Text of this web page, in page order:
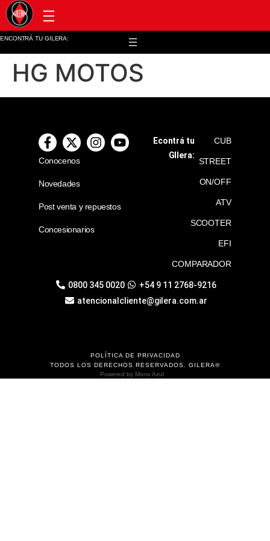
ENCONTRÁ TU GILERA:
HG MOTOS
Conocenos
Novedades
Post venta y repuestos
Concesionarios
Econtrá tu
GIlera:
CUB
STREET
ON/OFF
ATV
SCOOTER
EFI
COMPARADOR
0800 345 0020
+54 9 11 2768-9216
atencionalcliente@gilera.com.ar
POLÍTICA DE PRIVACIDAD
TODOS LOS DERECHOS RESERVADOS. GILERA®
Powered by Mono Azul